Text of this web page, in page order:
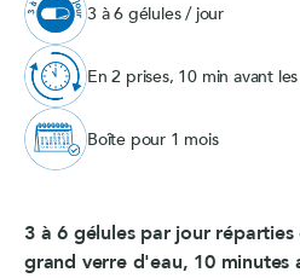
3 à 6 gélules / jour
En 2 prises, 10 min avant
Boîte pour 1 mois
3 à 6 gélules par jour réparties
grand verre d'eau, 10 minutes